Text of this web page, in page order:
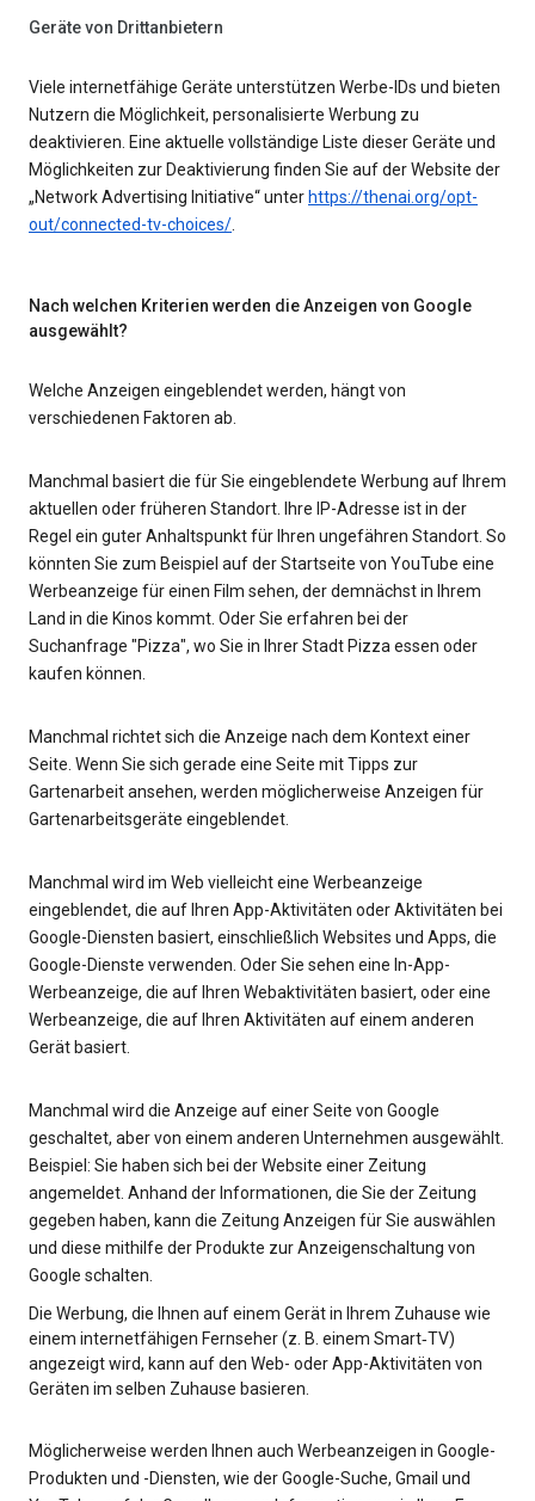
Geräte von Drittanbietern
Viele internetfähige Geräte unterstützen Werbe-IDs und bieten
Nutzern die Möglichkeit, personalisierte Werbung zu
deaktivieren. Eine aktuelle vollständige Liste dieser Geräte und
Möglichkeiten zur Deaktivierung finden Sie auf der Website der
„Network Advertising Initiative“ unter https://thenai.org/opt-
out/connected-tv-choices/.
Nach welchen Kriterien werden die Anzeigen von Google
ausgewählt?
Welche Anzeigen eingeblendet werden, hängt von
verschiedenen Faktoren ab.
Manchmal basiert die für Sie eingeblendete Werbung auf Ihrem
aktuellen oder früheren Standort. Ihre IP-Adresse ist in der
Regel ein guter Anhaltspunkt für Ihren ungefähren Standort. So
könnten Sie zum Beispiel auf der Startseite von YouTube eine
Werbeanzeige für einen Film sehen, der demnächst in Ihrem
Land in die Kinos kommt. Oder Sie erfahren bei der
Suchanfrage "Pizza", wo Sie in Ihrer Stadt Pizza essen oder
kaufen können.
Manchmal richtet sich die Anzeige nach dem Kontext einer
Seite. Wenn Sie sich gerade eine Seite mit Tipps zur
Gartenarbeit ansehen, werden möglicherweise Anzeigen für
Gartenarbeitsgeräte eingeblendet.
Manchmal wird im Web vielleicht eine Werbeanzeige
eingeblendet, die auf Ihren App-Aktivitäten oder Aktivitäten bei
Google-Diensten basiert, einschließlich Websites und Apps, die
Google-Dienste verwenden. Oder Sie sehen eine In-App-
Werbeanzeige, die auf Ihren Webaktivitäten basiert, oder eine
Werbeanzeige, die auf Ihren Aktivitäten auf einem anderen
Gerät basiert.
Manchmal wird die Anzeige auf einer Seite von Google
geschaltet, aber von einem anderen Unternehmen ausgewählt.
Beispiel: Sie haben sich bei der Website einer Zeitung
angemeldet. Anhand der Informationen, die Sie der Zeitung
gegeben haben, kann die Zeitung Anzeigen für Sie auswählen
und diese mithilfe der Produkte zur Anzeigenschaltung von
Google schalten.
Die Werbung, die Ihnen auf einem Gerät in Ihrem Zuhause wie
einem internetfähigen Fernseher (z. B. einem Smart‑TV)
angezeigt wird, kann auf den Web- oder App-Aktivitäten von
Geräten im selben Zuhause basieren.
Möglicherweise werden Ihnen auch Werbeanzeigen in Google-
Produkten und -Diensten, wie der Google-Suche, Gmail und